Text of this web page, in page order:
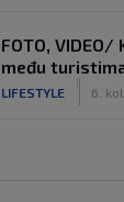
FOTO,
među
LIFESTYLE 6. kol.